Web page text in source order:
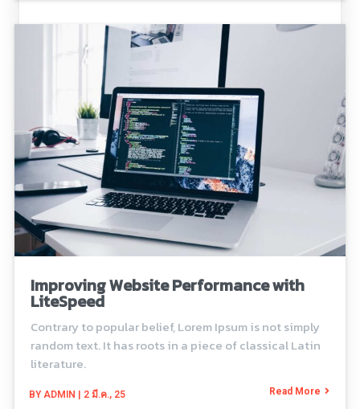
Improving Website Performance with
LiteSpeed
BY ADMIN | 2 มี.ค., 25
Contrary to popular belief, Lorem Ipsum is not simply
random text. It has roots in a piece of classical Latin
literature.
Read More